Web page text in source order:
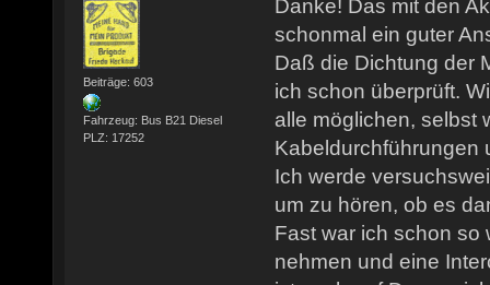
Beiträge: 603
Fahrzeug: Bus B21 Diesel
PLZ: 17252
Danke! Das mit den
schonmal ein guter
Daß die Dichtung der
ich schon überprüft.
alle möglichen, selbst
Kabeldurchführungen
Ich werde
um zu hören, ob es
Fast war ich schon so
nehmen und eine